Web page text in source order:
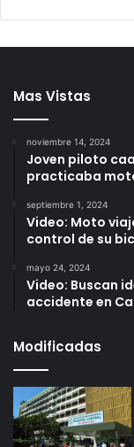
Mas Vistas
noviembre 14, 2024
Joven piloto
practicaba
septiembre 1, 2024
Video: Moto
control de su
mayo 24, 2024
Video: Buscan
accidente en
Modificadas